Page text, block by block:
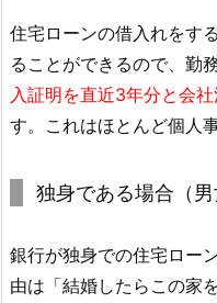
住宅ローンの借入れをす
ることができるので、勤
入証明を直近3年分と会
す。これはほとんど個人
独身である場合（男
銀行が独身での住宅ロー
由は「結婚したらこの家